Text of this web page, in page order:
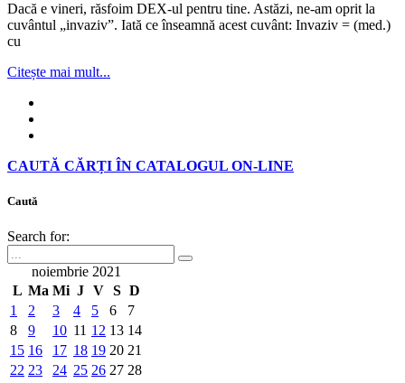
Dacă e vineri, răsfoim DEX-ul pentru tine. Astăzi, ne-am oprit la
cuvântul „invaziv”. Iată ce înseamnă acest cuvânt: Invaziv = (med.)
cu
Citește mai mult...
CAUTĂ CĂRȚI ÎN CATALOGUL ON-LINE
Caută
Search for:
noiembrie 2021
L Ma Mi J V S D
1
2 3 4 5 6
7
8
9 10 11 12 13 14
15 16 17 18 19 20 21
22 23 24 25 26 27 28